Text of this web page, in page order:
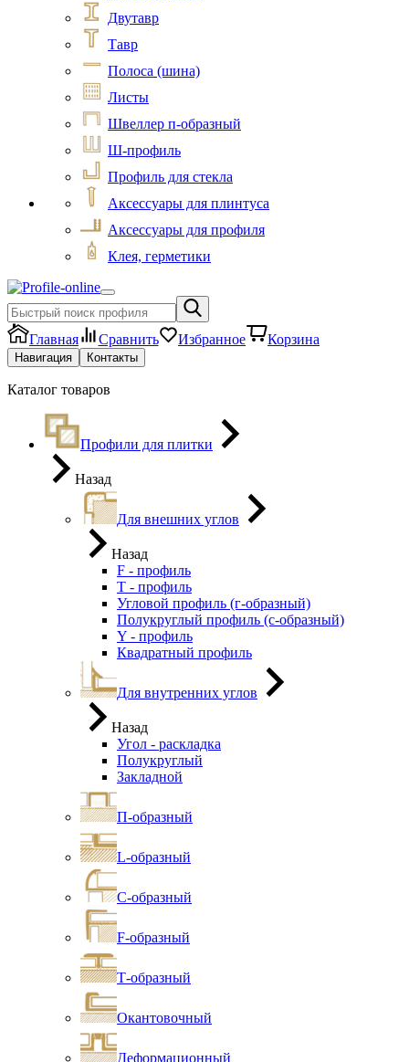
Двутавр
Тавр
Полоса (шина)
Листы
Швеллер п-образный
Ш-профиль
Профиль для стекла
Аксессуары для плинтуса
Аксессуары для профиля
Клея, герметики
Главная Сравнить Избранное Корзина
Навигация Контакты
Каталог товаров
Профили для плитки
Назад
Для внешних углов
Назад
F - профиль
Т - профиль
Угловой профиль (г-образный)
Полукруглый профиль (с-образный)
Y - профиль
Квадратный профиль
Для внутренних углов
Назад
Угол - раскладка
Полукруглый
Закладной
П-образный
L-образный
С-образный
F-образный
Т-образный
Окантовочный
Деформационный